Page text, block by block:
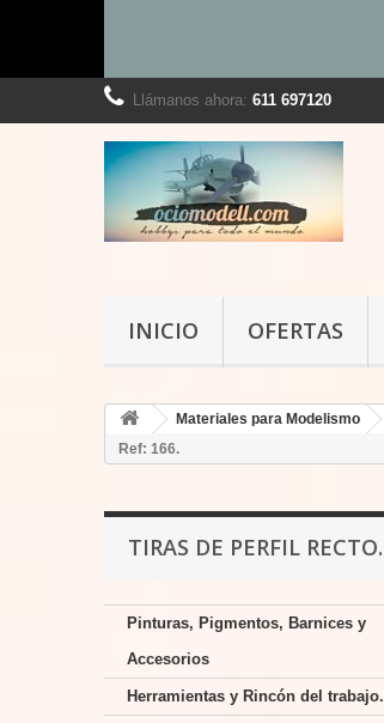
Llámanos ahora: 611 697120
INICIO OFERTAS
Materiales para Modelismo
Ref: 166.
TIRAS DE PERFIL RECTO.
Pinturas, Pigmentos, Barnices y
Accesorios
Herramientas y Rincón del trabajo.